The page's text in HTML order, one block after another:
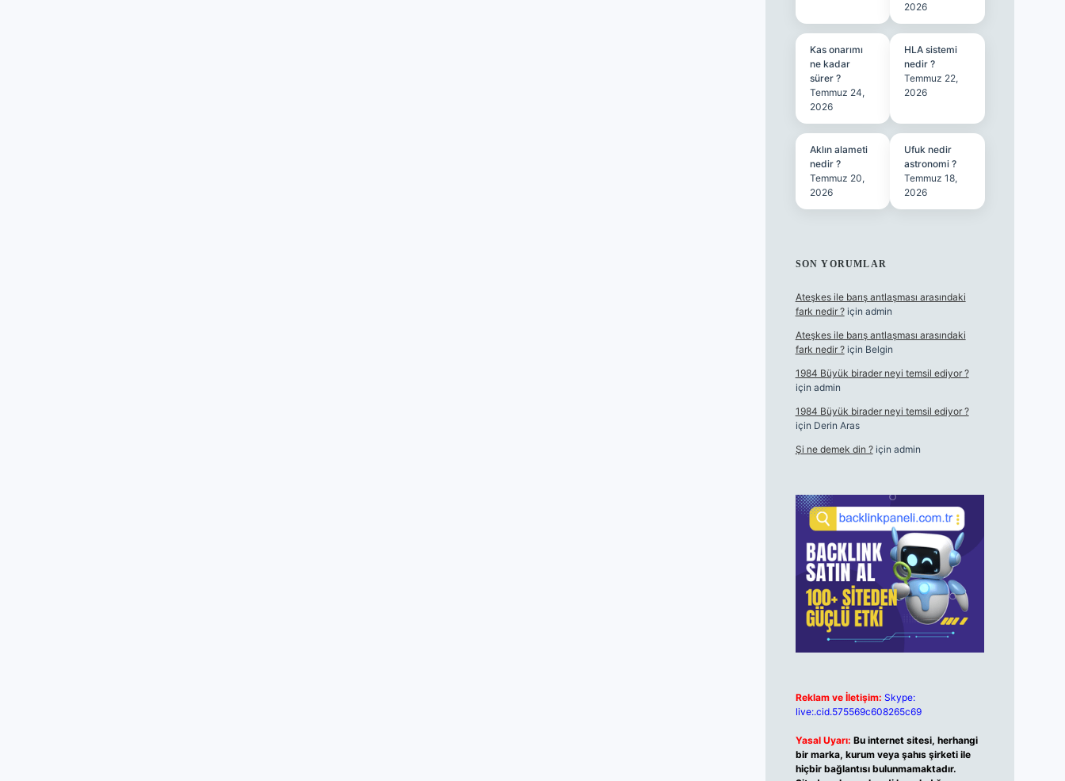
2026
Kas onarımı
ne kadar
sürer ?
Temmuz 24,
2026
HLA sistemi
nedir ?
Temmuz 22,
2026
Aklın alameti
nedir ?
Temmuz 20,
2026
Ufuk nedir
astronomi ?
Temmuz 18,
2026
SON YORUMLAR
Ateşkes ile barış antlaşması arasındaki
fark nedir ?için admin
Ateşkes ile barış antlaşması arasındaki
fark nedir ?için Belgin
1984 Büyük birader neyi temsil ediyor ?
için admin
1984 Büyük birader neyi temsil ediyor ?
için Derin Aras
Şi ne demek din ?için admin
Reklam ve İletişim: Skype:
live:.cid.575569c608265c69
Yasal Uyarı: Bu internet sitesi, herhangi
bir marka, kurum veya şahıs şirketi ile
hiçbir bağlantısı bulunmamaktadır.